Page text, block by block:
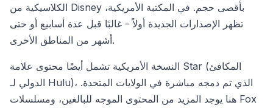
الكلاسيكية من Disney بأقصى حجم. في المكتبة الأمريكية،
تظهر الإصدارات الجديدة أولاً - غالبًا قبل عدة أسابيع أو حتى
أشهر من المناطق الأخرى.
النسخة الأمريكية تشمل أيضًا محتوى علامة Star (المكافئ
الدولي لـ Hulu)، الذي تم دمجه مباشرة في الولايات المتحدة.
هنا يوجد المزيد من المحتوى الموجه للبالغين، ومسلسلات Fox